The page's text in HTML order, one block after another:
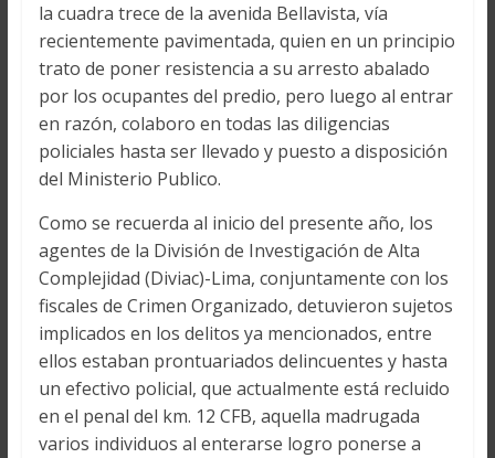
la cuadra trece de la avenida Bellavista, vía
recientemente pavimentada, quien en un principio
trato de poner resistencia a su arresto abalado
por los ocupantes del predio, pero luego al entrar
en razón, colaboro en todas las diligencias
policiales hasta ser llevado y puesto a disposición
del Ministerio Publico.
Como se recuerda al inicio del presente año, los
agentes de la División de Investigación de Alta
Complejidad (Diviac)-Lima, conjuntamente con los
fiscales de Crimen Organizado, detuvieron sujetos
implicados en los delitos ya mencionados, entre
ellos estaban prontuariados delincuentes y hasta
un efectivo policial, que actualmente está recluido
en el penal del km. 12 CFB, aquella madrugada
varios individuos al enterarse logro ponerse a